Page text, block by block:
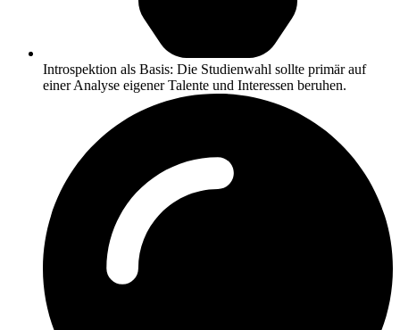
Introspektion als Basis: Die Studienwahl sollte primär auf
einer Analyse eigener Talente und Interessen beruhen.